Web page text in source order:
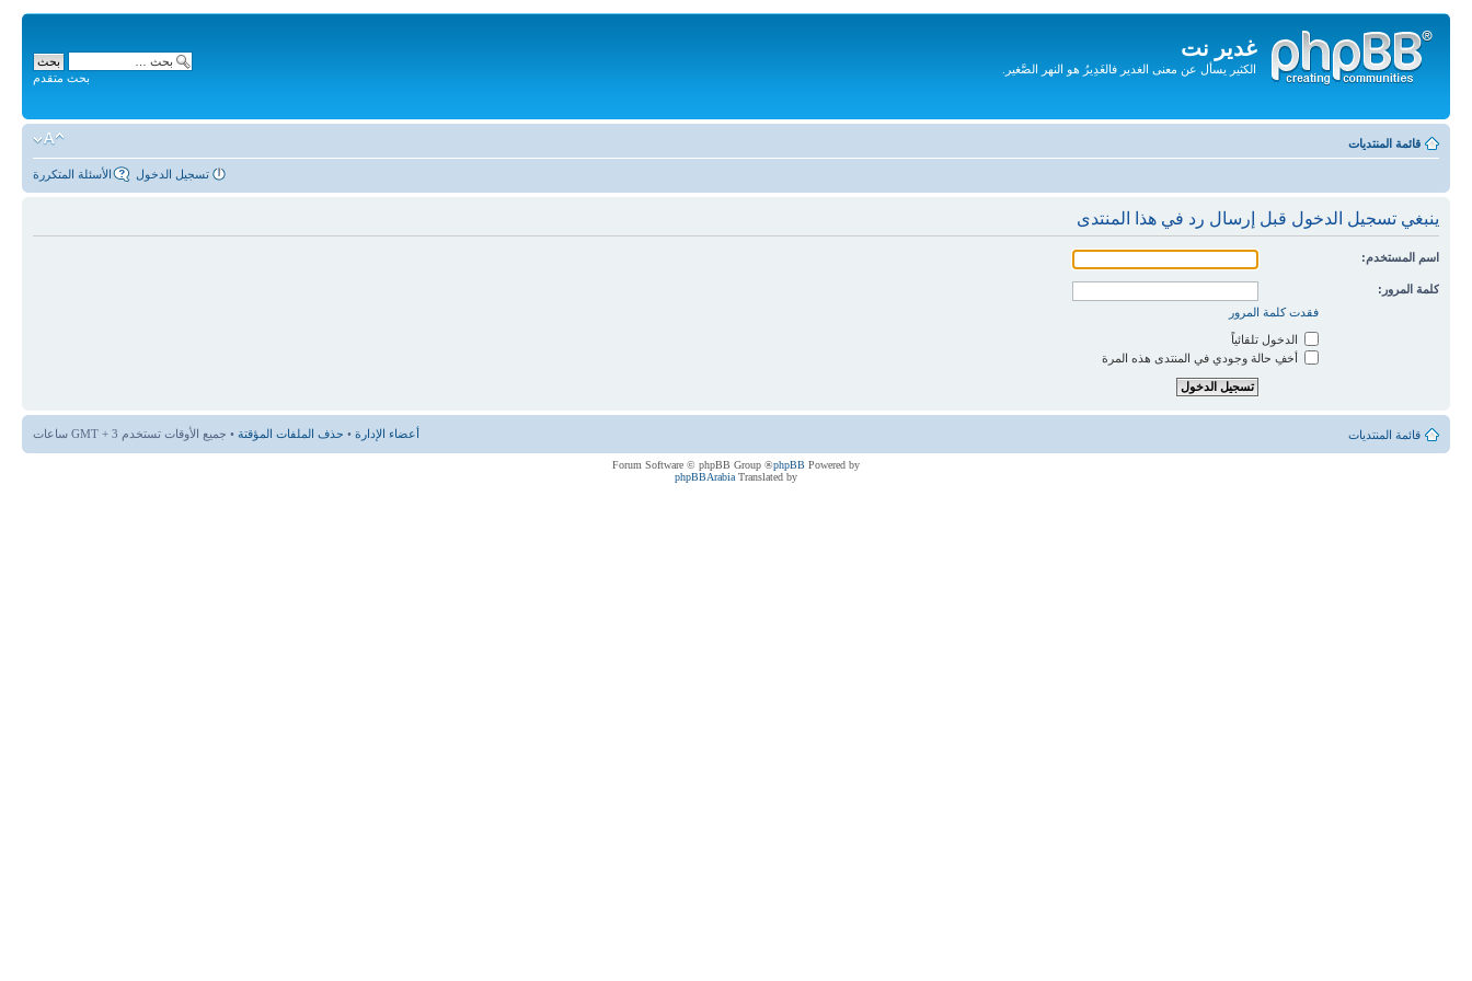
غدير نت
الكثير يسأل عن معنى الغدير فالغَدِيرُ هو النهر الصَّغير.
المحتويات
بحث متقدم
قائمة المنتديات
الأسئلة المتكررة تسجيل الدخول
ينبغي تسجيل الدخول قبل إرسال رد في هذا المنتدى
اسم المستخدم:
كلمة المرور:
فقدت كلمة المرور
الدخول تلقائياً
أخفِ حالة وجودي في المنتدى هذه المرة
قائمة المنتديات أعضاء الإدارة • حذف الملفات المؤقتة • جميع الأوقات تستخدم GMT + 3 ساعات
Powered by
phpBB
® Forum Software © phpBB Group
Translated by
phpBBArabia